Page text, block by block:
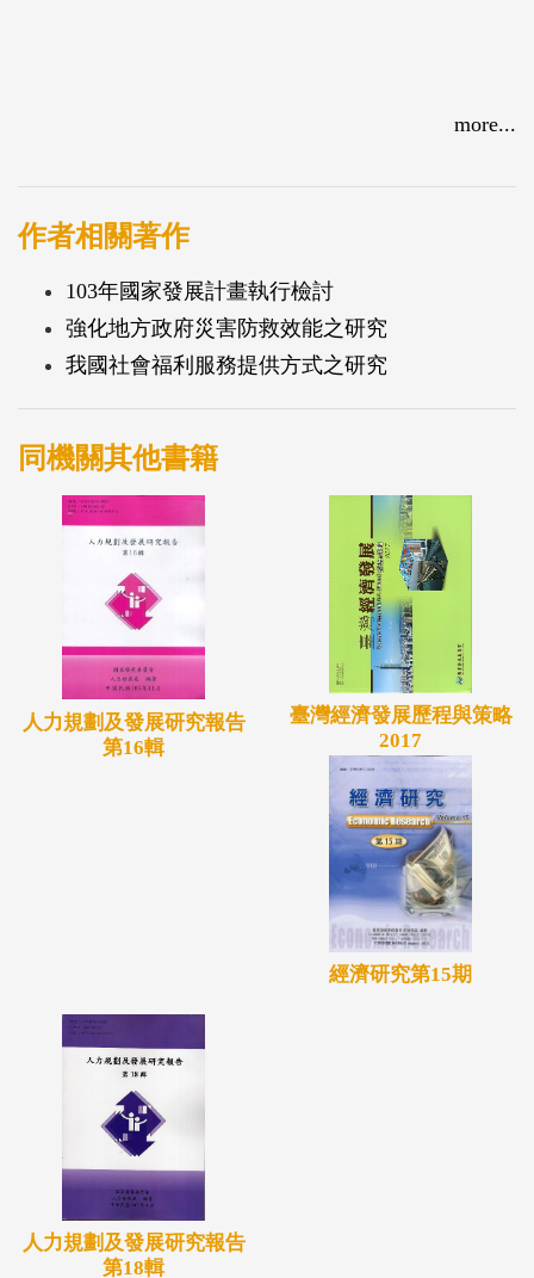
more...
作者相關著作
103年國家發展計畫執行檢討
強化地方政府災害防救效能之研究
我國社會福利服務提供方式之研究
同機關其他書籍
人力規劃及發展研究報告
第16輯
臺灣經濟發展歷程與策略
2017
經濟研究第15期
人力規劃及發展研究報告
第18輯